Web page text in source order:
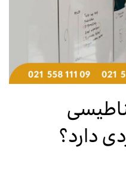
دارد؟